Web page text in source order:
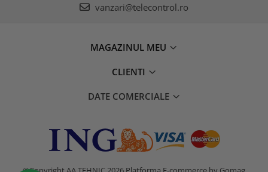
vanzari@telecontrol.ro
MAGAZINUL MEU
CLIENTI
DATE COMERCIALE